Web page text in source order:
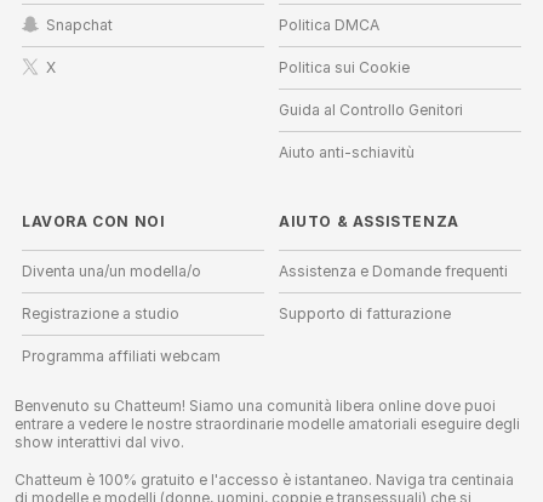
Snapchat
X
Politica DMCA
Politica sui Cookie
Guida al Controllo Genitori
Aiuto anti-schiavitù
LAVORA CON NOI
Diventa una/un modella/o
Registrazione a studio
Programma affiliati webcam
AIUTO & ASSISTENZA
Assistenza e Domande frequenti
Supporto di fatturazione
Benvenuto su Chatteum! Siamo una comunità libera online dove puoi
entrare a vedere le nostre straordinarie modelle amatoriali eseguire degli
show interattivi dal vivo.
Chatteum è 100% gratuito e l'accesso è istantaneo. Naviga tra centinaia
di modelle e modelli (donne, uomini, coppie e transessuali) che si